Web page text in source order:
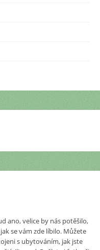
ano, velice by nás potěšilo,
se vám zde líbilo. Můžete
s ubytováním, jak jste